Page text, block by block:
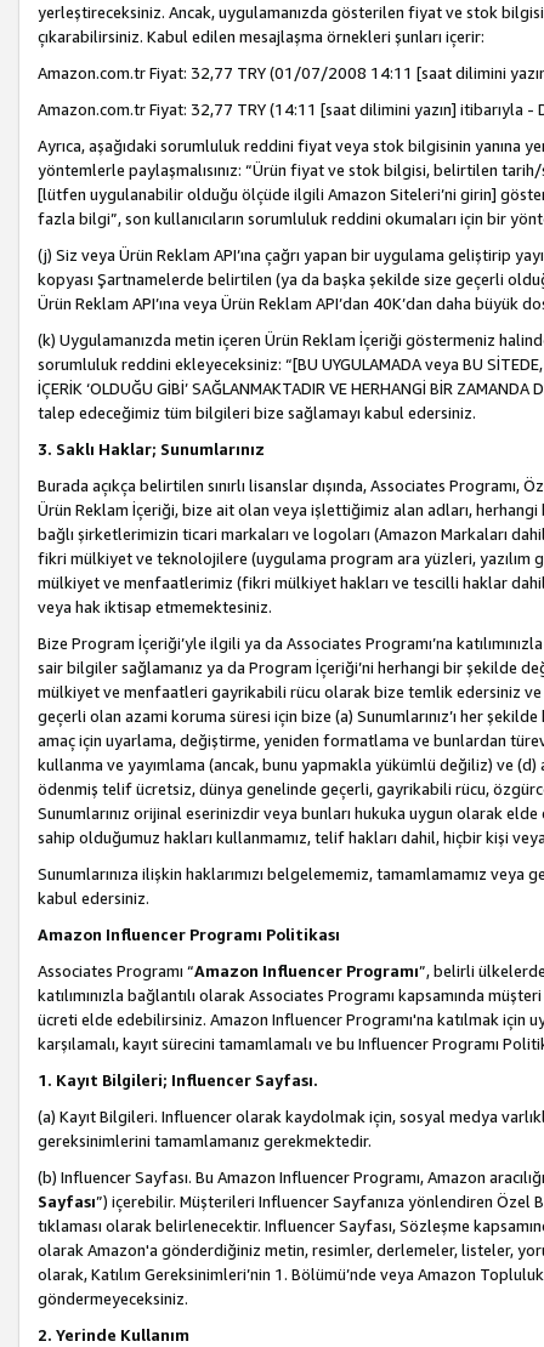
yerleştireceksiniz. Ancak, uygulamanızda gösterilen fiyat ve stok
çıkarabilirsiniz. Kabul edilen mesajlaşma örnekleri şunları içerir:
Amazon.com.tr Fiyat: 32,77 TRY (01/07/2008 14:11 [saat dilimini
Amazon.com.tr Fiyat: 32,77 TRY (14:11 [saat dilimini yazın] itibarıyla -
Ayrıca, aşağıdaki sorumluluk reddini fiyat veya stok bilgisinin yanına
yöntemlerle paylaşmalısınız: “Ürün fiyat ve stok bilgisi, belirtilen
[lütfen uygulanabilir olduğu ölçüde ilgili Amazon Siteleri’ni girin]
fazla bilgi”, son kullanıcıların sorumluluk reddini okumaları için bir
(j) Siz veya Ürün Reklam API’ına çağrı yapan bir uygulama geliştirip
kopyası Şartnamelerde belirtilen (ya da başka şekilde size geçerli
Ürün Reklam API’ına veya Ürün Reklam API’dan 40K’dan daha büyük
(k) Uygulamanızda metin içeren Ürün Reklam İçeriği göstermeniz
sorumluluk reddini ekleyeceksiniz: “[BU UYGULAMADA veya BU SİTEDE,
İÇERİK ‘OLDUĞU GİBİ’ SAĞLANMAKTADIR VE HERHANGİ BİR
talep edeceğimiz tüm bilgileri bize sağlamayı kabul edersiniz.
3. Saklı Haklar; Sunumlarınız
Burada açıkça belirtilen sınırlı lisanslar dışında, Associates Programı,
Ürün Reklam İçeriği, bize ait olan veya işlettiğimiz alan adları,
bağlı şirketlerimizin ticari markaları ve logoları (Amazon Markaları
fikri mülkiyet ve teknolojilere (uygulama program ara yüzleri,
mülkiyet ve menfaatlerimiz (fikri mülkiyet hakları ve tescilli haklar
veya hak iktisap etmemektesiniz.
Bize Program İçeriği’yle ilgili ya da Associates Programı’na
sair bilgiler sağlamanız ya da Program İçeriği’ni herhangi bir şekilde
mülkiyet ve menfaatleri gayrikabili rücu olarak bize temlik edersiniz ve
geçerli olan azami koruma süresi için bize (a) Sunumlarınız’ı her
amaç için uyarlama, değiştirme, yeniden formatlama ve bunlardan türev
kullanma ve yayımlama (ancak, bunu yapmakla yükümlü değiliz) ve
ödenmiş telif ücretsiz, dünya genelinde geçerli, gayrikabili rücu,
Sunumlarınız orijinal eserinizdir veya bunları hukuka uygun olarak
sahip olduğumuz hakları kullanmamız, telif hakları dahil, hiçbir kişi
Sunumlarınıza ilişkin haklarımızı belgelememiz, tamamlamamız
kabul edersiniz.
Amazon Influencer Programı Politikası
Associates Programı “Amazon Influencer Programı”, belirli
katılımınızla bağlantılı olarak Associates Programı kapsamında
ücreti elde edebilirsiniz. Amazon Influencer Programı'na katılmak için
karşılamalı, kayıt sürecini tamamlamalı ve bu Influencer Programı
1. Kayıt Bilgileri; Influencer Sayfası.
(a) Kayıt Bilgileri. Influencer olarak kaydolmak için, sosyal medya
gereksinimlerini tamamlamanız gerekmektedir.
(b) Influencer Sayfası. Bu Amazon Influencer Programı, Amazon
Sayfası”) içerebilir. Müşterileri Influencer Sayfanıza yönlendiren Özel
tıklaması olarak belirlenecektir. Influencer Sayfası, Sözleşme
olarak Amazon'a gönderdiğiniz metin, resimler, derlemeler, listeler,
olarak, Katılım Gereksinimleri’nin 1. Bölümü’nde veya Amazon
göndermeyeceksiniz.
2. Yerinde Kullanım